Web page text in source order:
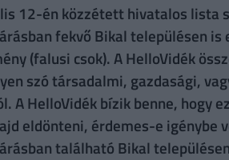
12-én közzétett hivatalos lista
fekvő Bikal településen
(falusi csok). A HelloVidék
szó társadalmi, gazdasági,
HelloVidék bízik benne, hogy
eldönteni, érdemes-e igénybe
található Bikal